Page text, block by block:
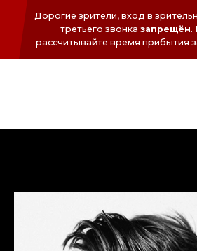
третьего звонка запрещён. Пожалуйста,
раcсчитывайте время прибытия заблаговременно!